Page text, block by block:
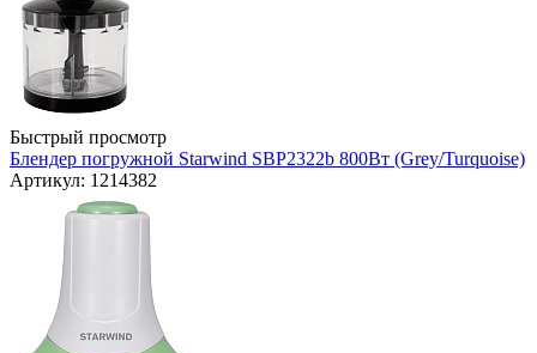
Быстрый просмотр
Блендер погружной Starwind SBP2322b 800Вт (Grey/Turquoise)
Артикул: 1214382